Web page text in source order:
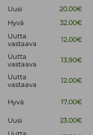
Uusi
20.00€
Hyvä 32.00€
Uutta
vastaava
12.00€
Uutta
vastaava
13.90€
Uutta
vastaava
12.00€
Hyvä 17.00€
Uusi 23.00€